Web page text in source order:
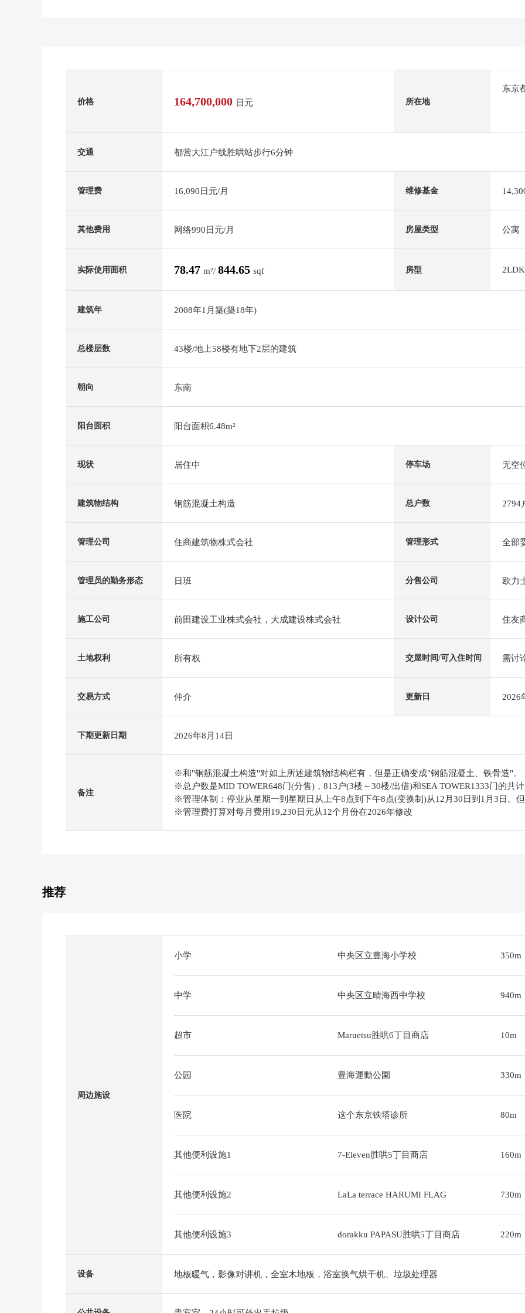
价格 164,700,000 日元 所在地
东京
交通 都营大江户线胜哄站步行6分钟
管理费 16,090日元/月 维修基金
其他费用 网络990日元/月 房屋类型 公寓
实际使用面积 78.47 m²/ 844.65 sqf 房型 2LDK
建筑年 2008年1月築(築18年)
总楼层数 43楼/地上58楼有地下2层的建筑
朝向 东南
阳台面积 阳台面积6.48m²
现状 居住中 停车场 无空
建筑物结构 钢筋混凝土构造 总户数 2794
管理公司 住商建筑物株式会社 管理形式 全部
管理员的勤务形态 日班 分售公司 欧力
施工公司 前田建设工业株式会社，大成建设株式会社 设计公司 住友
土地权利 所有权 交屋时间/可入住时间 需讨
交易方式 仲介 更新日 2026
下期更新日期 2026年8月14日
备注
※和"钢筋混凝土构造"对如上所述建筑物结构栏有，但是正确变成"钢筋混凝土、铁骨造"。
※总户数是MID TOWER648门(分售)，813户(3楼～30楼/出借)和SEA TOWER1333门的共
※管理体制：停业从星期一到星期日从上午8点到下午8点(变换制)从12月30日到1月3日。
※管理费打算对每月费用19,230日元从12个月份在2026年修改
推荐
周边施设
小学 中央区立豊海小学校 350m
中学 中央区立晴海西中学校 940m
超市 Maruetsu胜哄6丁目商店 10m
公园 豊海運動公園 330m
医院 这个东京铁塔诊所 80m
其他便利设施1 7-Eleven胜哄5丁目商店 160m
其他便利设施2 LaLa terrace HARUMI FLAG 730m
其他便利设施3 dorakku PAPASU胜哄5丁目商店 220m
设备 地板暖气，影像对讲机，全室木地板，浴室换气烘干机、垃圾处理器